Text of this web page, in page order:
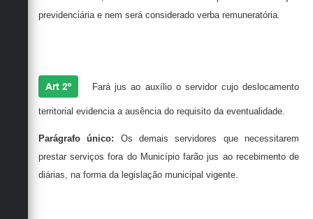
previdenciária e nem será considerado verba remuneratória.
Art 2º Fará jus ao auxílio o servidor cujo deslocamento
territorial evidencia a ausência do requisito da eventualidade.
Parágrafo único: Os demais servidores que necessitarem
prestar serviços fora do Município farão jus ao recebimento de
diárias, na forma da legislação municipal vigente.